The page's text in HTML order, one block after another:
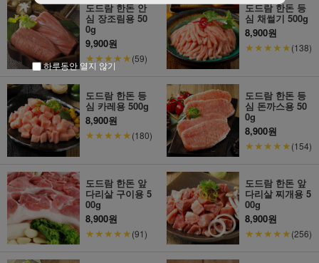
도드람 한돈 안
심 장조림용 50
0g
9,900원
★★★★★(59)
도드람 한돈 등
심 채썰기 500g
8,900원
★★★★★(138)
도드람 한돈 등
심 카레용 500g
8,900원
★★★★★(180)
도드람 한돈 등
심 돈까스용 50
0g
8,900원
★★★★★(154)
도드람 한돈 앞
다리살 구이용 5
00g
8,900원
★★★★★(91)
도드람 한돈 앞
다리살 찌개용 5
00g
8,900원
★★★★★(256)
하루동안 열지 않기